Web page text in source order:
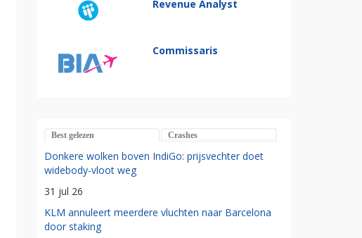
Revenue Analyst
Commissaris
Best gelezen Crashes
Donkere wolken boven IndiGo: prijsvechter doet
widebody-vloot weg
31 jul 26
KLM annuleert meerdere vluchten naar Barcelona
door staking